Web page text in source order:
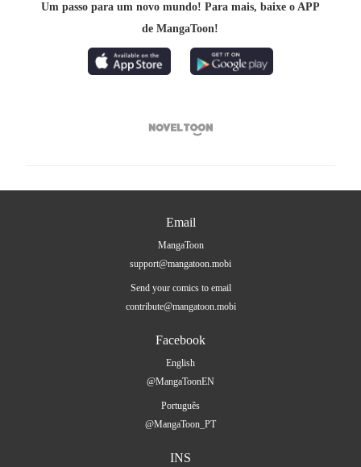
Um passo para um novo mundo! Para mais, baixe o APP
de MangaToon!

Email
MangaToon
support@mangatoon.mobi
Send your comics to email
contribute@mangatoon.mobi
Facebook
English
@MangaToonEN
Português
@MangaToon_PT
INS